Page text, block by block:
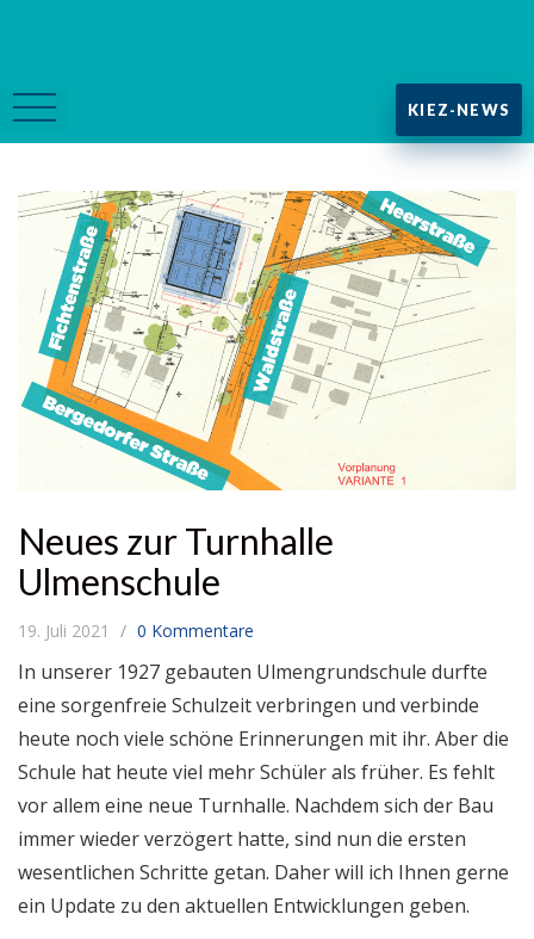
KIEZ-NEWS
Neues zur Turnhalle
Ulmenschule
19. Juli 2021 0 Kommentare
In unserer 1927 gebauten Ulmengrundschule durfte
eine sorgenfreie Schulzeit verbringen und verbinde
heute noch viele schöne Erinnerungen mit ihr. Aber die
Schule hat heute viel mehr Schüler als früher. Es fehlt
vor allem eine neue Turnhalle. Nachdem sich der Bau
immer wieder verzögert hatte, sind nun die ersten
wesentlichen Schritte getan. Daher will ich Ihnen gerne
ein Update zu den aktuellen Entwicklungen geben.